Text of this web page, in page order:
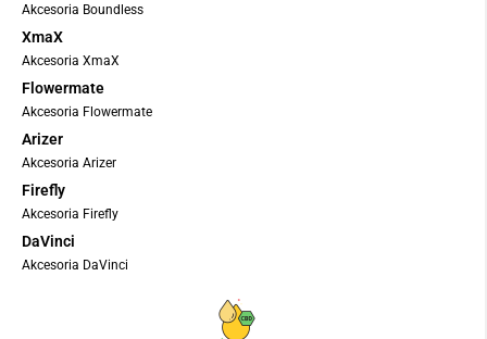
Akcesoria Boundless
XmaX
Akcesoria XmaX
Flowermate
Akcesoria Flowermate
Arizer
Akcesoria Arizer
Firefly
Akcesoria Firefly
DaVinci
Akcesoria DaVinci